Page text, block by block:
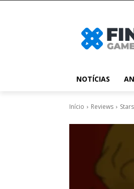
NOTÍCIAS
Início Reviews